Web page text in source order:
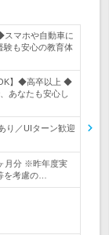
スマホや自動車に
も安心の教育体
OK】◆高卒以上 ◆
あなたも安心し
り／UIターン歓迎
月分 ※昨年度実
考慮の…